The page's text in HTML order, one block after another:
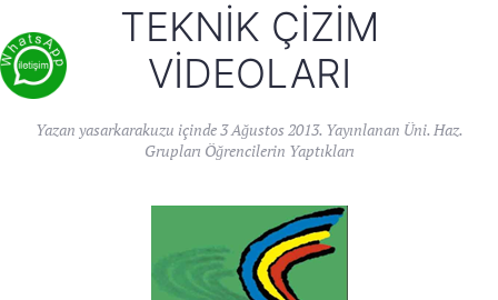
TEKNIK ÇIZIM
VIDEOLARI
Yazan yasarkarakuzu içinde3 Ağustos 2013. Yayınlanan Üni. Haz.
Grupları Öğrencilerin Yaptıkları